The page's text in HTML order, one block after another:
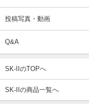
投稿写真・動画
Q&A
SK-IIのTOPへ
SK-IIの商品一覧へ